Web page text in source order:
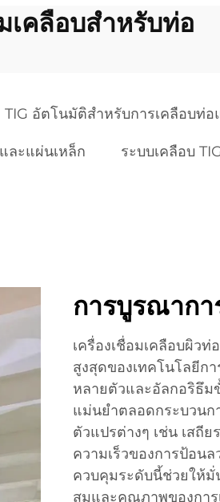
เคลือบสำหรับท่อ
TIG อัตโนมัติสำหรับการเคลือบท่
ละแผ่นเหล็ก ระบบเคลือบ
การบูรณาก
เครื่องเชื่อมเคลือบผิว
สูงสุดของเทคโนโลยีก
หลายตัวและอัลกอริธึม
แม่นยำตลอดกระบวนก
ตัวแปรต่างๆ เช่น เสถี
ความเร็วของการป้อน
ควบคุมระดับนี้ช่วยให้มั่
สมและคุณภาพของกา